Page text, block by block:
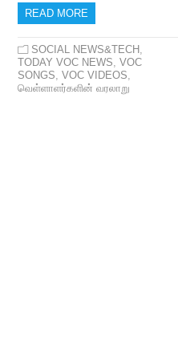
READ MORE
SOCIAL NEWS&TECH ,
TODAY VOC NEWS,VOC
SONGS,VOC VIDEOS,
வெள்ளாளர்களின் வரலாறு